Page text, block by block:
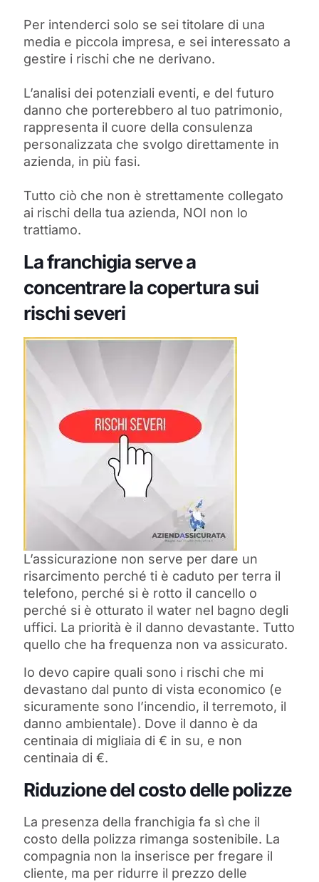
Per intenderci solo se sei titolare di una
media e piccola impresa, e sei interessato a
gestire i rischi che ne derivano.
L’analisi dei potenziali eventi, e del futuro
danno che porterebbero al tuo patrimonio,
rappresenta il cuore della consulenza
personalizzata che svolgo direttamente in
azienda, in più fasi.
Tutto ciò che non è strettamente collegato
ai rischi della tua azienda, NOI non lo
trattiamo.
La franchigia serve a
concentrare la copertura sui
rischi severi
L’assicurazione non serve per dare un
risarcimento perché ti è caduto per terra il
telefono, perché si è rotto il cancello o
perché si è otturato il water nel bagno degli
uffici. La priorità è il danno devastante. Tutto
quello che ha frequenza non va assicurato.
Io devo capire quali sono i rischi che mi
devastano dal punto di vista economico (e
sicuramente sono l’incendio, il terremoto, il
danno ambientale). Dove il danno è da
centinaia di migliaia di € in su, e non
centinaia di €.
Riduzione del costo delle polizze
La presenza della franchigia fa sì che il
costo della polizza rimanga sostenibile. La
compagnia non la inserisce per fregare il
cliente, ma per ridurre il prezzo delle